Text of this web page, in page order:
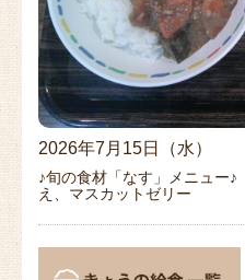
2026年7月15日（水）
♪旬の食材「なす」メニュー
え、マスカットゼリー